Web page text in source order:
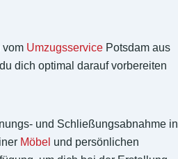
vom Umzugsservice Potsdam aus
dich optimal darauf vorbereiten
und Schließungsabnahme in
Möbel und persönlichen